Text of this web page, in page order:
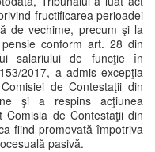
fructificarea perioadei
de vechime, precum şi la
conform art. 28 din
salariului de funcţie în
2017, a admis excepţia
de Contestaţii din
şi a respins acţiunea
de Contestaţii din
fiind promovată împotriva
pasivă.